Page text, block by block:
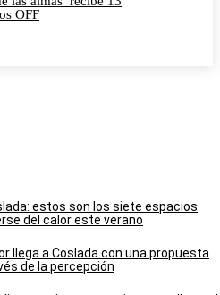
OFF
estos son los siete espacios
del calor este verano
llega a Coslada con una propuesta
de la percepción